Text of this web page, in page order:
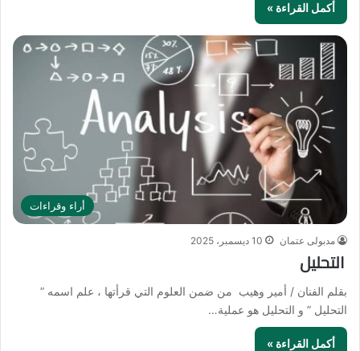
أكمل القراءة »
أراء وقراءات
مدبولى عتمان 10 ديسمبر، 2025
التحليل
بقلم الفنان / أمير وهيب من ضمن العلوم التي قرأتها ، علم اسمه ”
التحليل ” و التحليل هو عملية…
أكمل القراءة »